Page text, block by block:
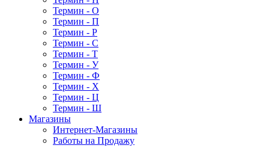
Термин - О
Термин - П
Термин - Р
Термин - С
Термин - Т
Термин - У
Термин - Ф
Термин - Х
Термин - Ц
Термин - Ш
Магазины
Интернет-Магазины
Работы на Продажу